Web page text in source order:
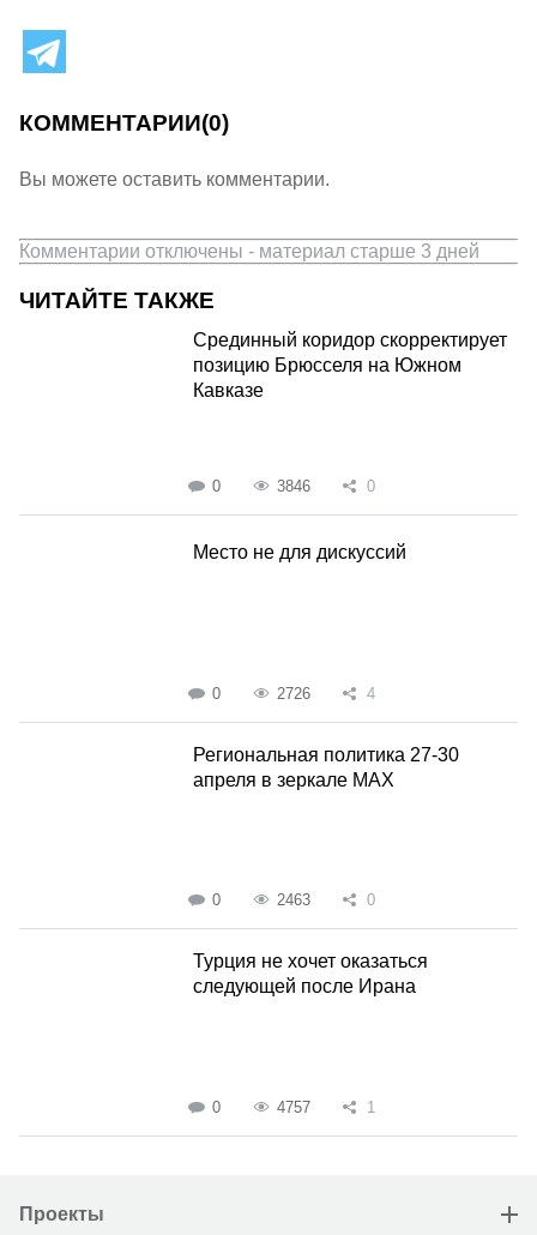
КОММЕНТАРИИ(0)
Вы можете оставить комментарии.
Комментарии отключены - материал старше 3 дней
ЧИТАЙТЕ ТАКЖЕ
Срединный коридор скорректирует
позицию Брюсселя на Южном
Кавказе
0 3846 0
Место не для дискуссий
0 2726 4
Региональная политика 27-30
апреля в зеркале MAX
0 2463 0
Турция не хочет оказаться
следующей после Ирана
0 4757 1
Проекты